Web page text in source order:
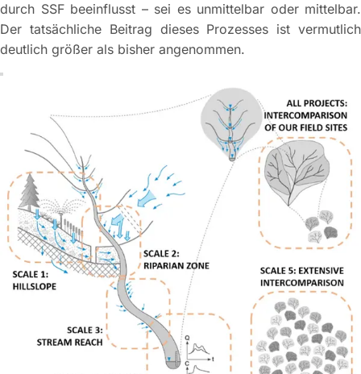
durch SSF beeinflusst – sei es unmittelbar oder mittelbar.
Der tatsächliche Beitrag dieses Prozesses ist vermutlich
deutlich größer als bisher angenommen.